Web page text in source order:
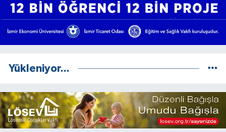
Yükleniyor...